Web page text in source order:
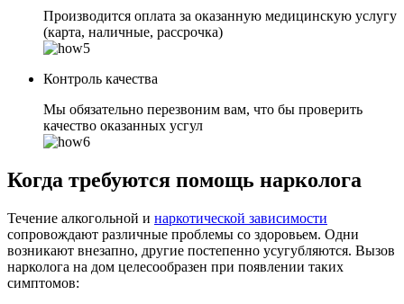
Производится оплата за оказанную медицинскую услугу
(карта, наличные, рассрочка)
Контроль качества
Мы обязательно перезвоним вам, что бы проверить
качество оказанных усгул
Когда требуются помощь нарколога
Течение алкогольной и наркотической зависимости
сопровождают различные проблемы со здоровьем. Одни
возникают внезапно, другие постепенно усугубляются. Вызов
нарколога на дом целесообразен при появлении таких
симптомов: